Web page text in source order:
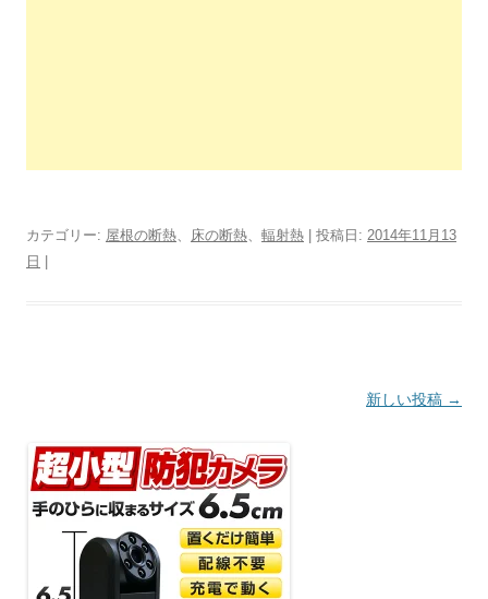
カテゴリー: 屋根の断熱、 床の断熱、 輻射熱 | 投稿日: 2014年11月13
日
ナ
ビ
ゲ
新しい投稿 →